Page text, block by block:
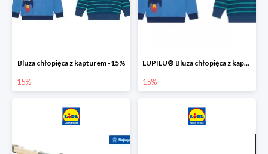
Bluza chłopięca z kapturem -15%
15%
LUPILU® Bluza chłopięca z kapturem
15%